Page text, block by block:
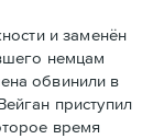
и заменён
немцам
обвинили в
приступил
время